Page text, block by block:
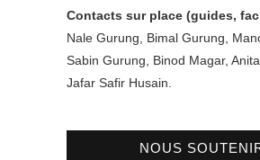
Contacts sur place (guides,
Nale Gurung, Bimal Gurung,
Sabin Gurung, Binod Magar,
Jafar Safir Husain.
NOUS